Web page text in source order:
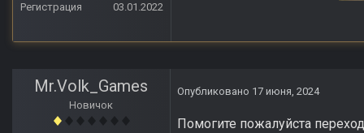
Регистрация
03.01.2022
Mr.Volk_Games
Новичок
Опубликовано 17 июня, 2024
Помогите пожалуйста